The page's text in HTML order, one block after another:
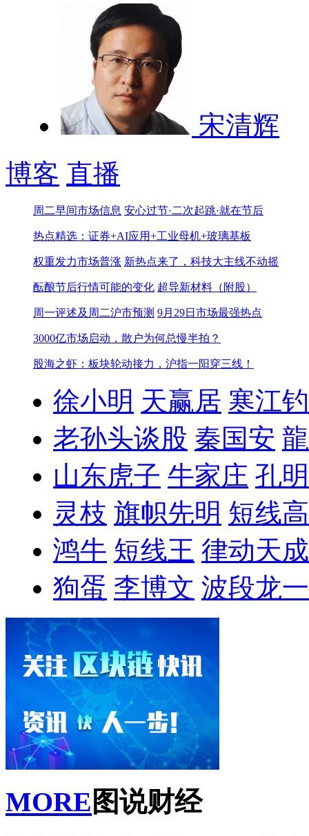
宋清辉
博客 直播
周二早间市场信息 安心过节·二次起跳·就在节后
热点精选：证券+AI应用+工业母机+玻璃基板
权重发力市场普涨 新热点来了，科技大主线不动摇
酝酿节后行情可能的变化 超导新材料（附股）
周一评述及周二沪市预测 9月29日市场最强热点
3000亿市场启动，散户为何总慢半拍？
股海之虾：板块轮动接力，沪指一阳穿三线！
徐小明 天赢居 寒江
老孙头谈股 秦国安
山东虎子 牛家庄 孔
灵枝 旗帜先明 短线
鸿牛 短线王 律动天成
狗蛋 李博文 波段龙一
MORE 图说财经